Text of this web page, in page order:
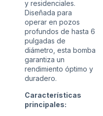
y residenciales.
Diseñada para
operar en pozos
profundos de hasta 6
pulgadas de
diámetro, esta bomba
garantiza un
rendimiento óptimo y
duradero.
Características
principales: